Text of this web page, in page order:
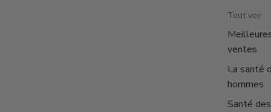
Tout voir
ventes
La santé
hommes
Santé des